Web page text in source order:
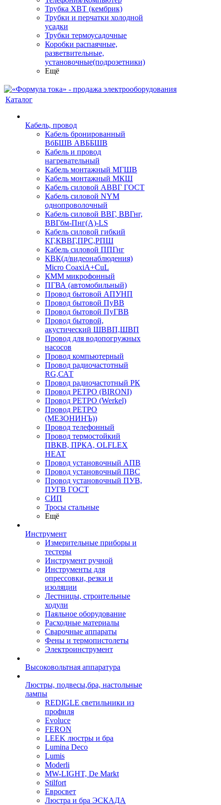
Трубка ХВТ (кембрик)
Трубки и перчатки холодной
усадки
Трубки термоусадочные
Коробки распаячные,
разветвительные,
установочные(подрозетники)
Ещё
Каталог
Кабель, провод
Кабель бронированный
ВбБШВ АВББШВ
Кабель и провод
нагревательный
Кабель монтажный МГШВ
Кабель монтажный МКШ
Кабель силовой АВВГ ГОСТ
Кабель силовой NYM
однопроволочный
Кабель силовой ВВГ, ВВГнг,
ВВГбм-Пнг(А)-LS
Кабель силовой гибкий
КГ,КВВГ,ПРС,РПШ
Кабель силовой ППГнг
КВК(д/видеонаблюдения)
Micro CoaxiA+CuL
КММ микрофонный
ПГВА (автомобильный)
Провод бытовой АПУНП
Провод бытовой ПуВВ
Провод бытовой ПуГВВ
Провод бытовой,
акустический ШВВП,ШВП
Провод для водопогружных
насосов
Провод компьютерный
Провод радиочастотный
RG,САТ
Провод радиочастотный РК
Провод РЕТРО (BIRONI)
Провод РЕТРО (Werkel)
Провод РЕТРО
(МЕЗОНИНЪ))
Провод телефонный
Провод термостойкий
ПВКВ, ПРКА, OLFLEX
HEAT
Провод установочный АПВ
Провод установочный ПВС
Провод установочный ПУВ,
ПУГВ ГОСТ
СИП
Тросы стальные
Ещё
Инструмент
Измерительные приборы и
тестеры
Инструмент ручной
Инструменты для
опрессовки, резки и
изоляции
Лестницы, строительные
ходули
Паяльное оборудование
Расходные материалы
Сварочные аппараты
Фены и термопистолеты
Электроинструмент
Высоковольтная аппаратура
Люстры, подвесы,бра, настольные
лампы
REDIGLE светильники из
профиля
Evoluce
FERON
LEEK люстры и бра
Lumina Deco
Lumis
Moderli
MW-LIGHT, De Markt
Stilfort
Евросвет
Люстра и бра ЭСКАДА